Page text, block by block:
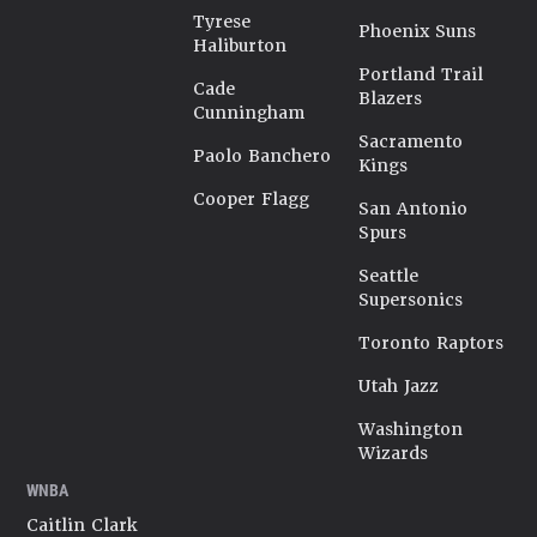
Tyrese
Haliburton
Cade
Cunningham
Paolo Banchero
Cooper Flagg
Phoenix Suns
Portland Trail
Blazers
Sacramento
Kings
San Antonio
Spurs
Seattle
Supersonics
Toronto Raptors
Utah Jazz
Washington
Wizards
WNBA
Caitlin Clark